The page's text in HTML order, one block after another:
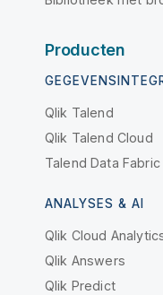
Producten
Qlik Talend
Qlik Talend Cloud
Talend Data Fabric
ANALYSES & AI
Qlik Cloud
Qlik Answers
Qlik Predict